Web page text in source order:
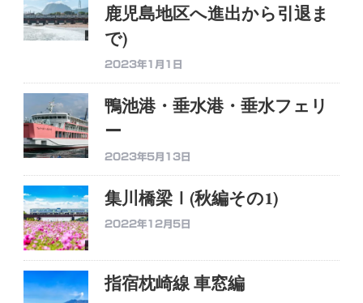
鹿児島地区へ進出から引退ま
で)
2023年1月1日
鴨池港・垂水港・垂水フェリ
ー
2023年5月13日
集川橋梁Ⅰ(秋編その1)
2022年12月5日
指宿枕崎線 車窓編